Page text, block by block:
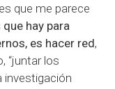
que me parece
hay para
es hacer red,
“juntar los
investigación